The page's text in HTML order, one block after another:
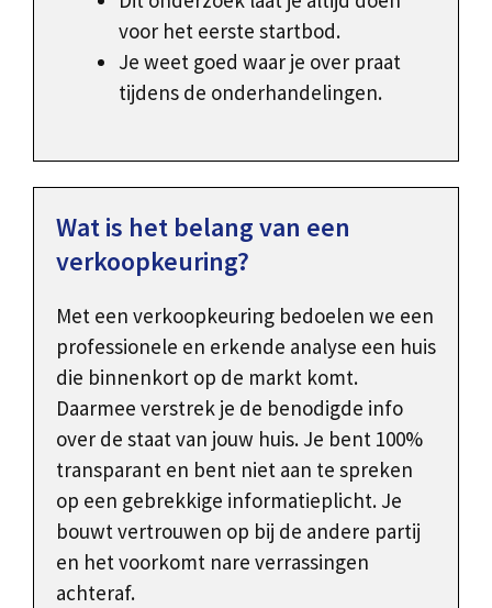
voor het eerste startbod.
Je weet goed waar je over praat
tijdens de onderhandelingen.
Wat is het belang van een
verkoopkeuring?
Met een verkoopkeuring bedoelen we een
professionele en erkende analyse een huis
die binnenkort op de markt komt.
Daarmee verstrek je de benodigde info
over de staat van jouw huis. Je bent 100%
transparant en bent niet aan te spreken
op een gebrekkige informatieplicht. Je
bouwt vertrouwen op bij de andere partij
en het voorkomt nare verrassingen
achteraf.